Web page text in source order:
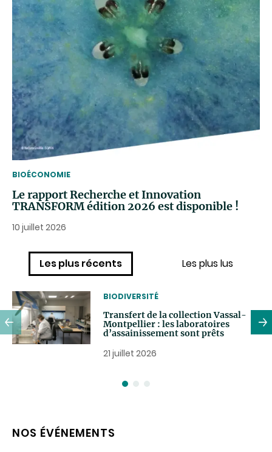
THEMATIC
BIOÉCONOMIE
Le rapport Recherche et Innovation
TRANSFORM édition 2026 est disponible !
10 juillet 2026
Les plus récents Les plus lus
THEMATIC
BIODIVERSITÉ
Transfert de la collection Vassal-
Montpellier : les laboratoires
d’assainissement sont prêts
21 juillet 2026
NOS ÉVÉNEMENTS